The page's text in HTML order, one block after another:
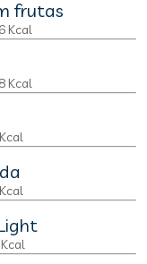
frutas
Kcal
Kcal